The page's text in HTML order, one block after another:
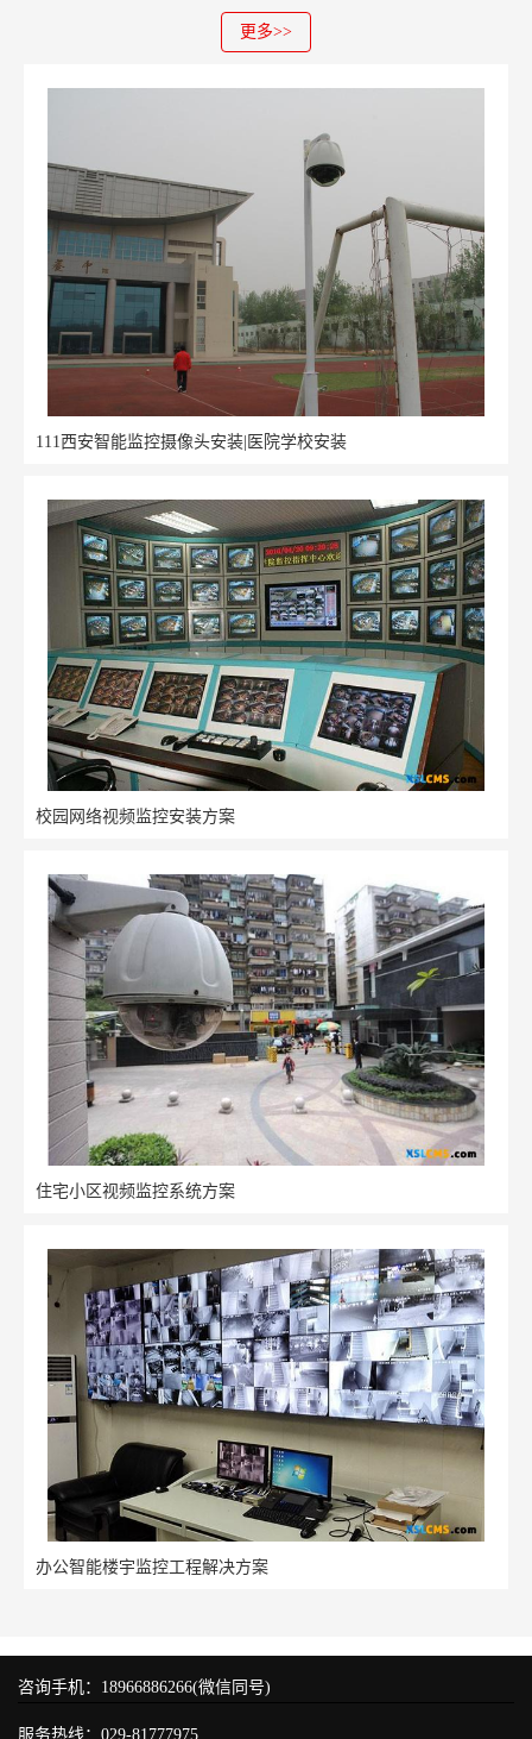
更多>>
111西安智能监控摄像头安装|医院学校安装
校园网络视频监控安装方案
住宅小区视频监控系统方案
办公智能楼宇监控工程解决方案
咨询手机：18966886266(微信同号)
服务热线：029-81777975